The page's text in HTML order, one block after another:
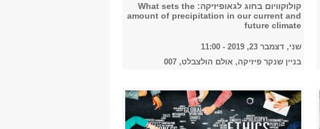
2021
קולוקוויום בחוג לגאופיזיקה: What sets the
amount of precipitation in our current and
future climate
שני, דצמבר 23, 2019 - 11:00
בניין שנקר פיזיקה, אולם הולצבלט, 007